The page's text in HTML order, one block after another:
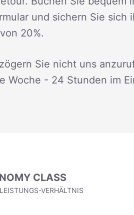
und sichern Sie sich
von 20%.
Sie nicht uns
Woche - 24 Stunden im
CLASS
VERHÄLTNIS